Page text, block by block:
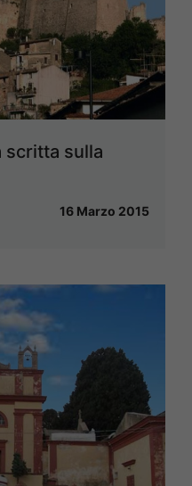
scritta sulla
16 Marzo 2015